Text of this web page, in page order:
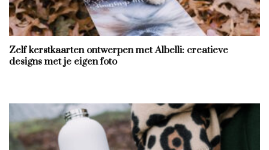
Zelf kerstkaarten ontwerpen met Albelli: creatieve
designs met je eigen foto